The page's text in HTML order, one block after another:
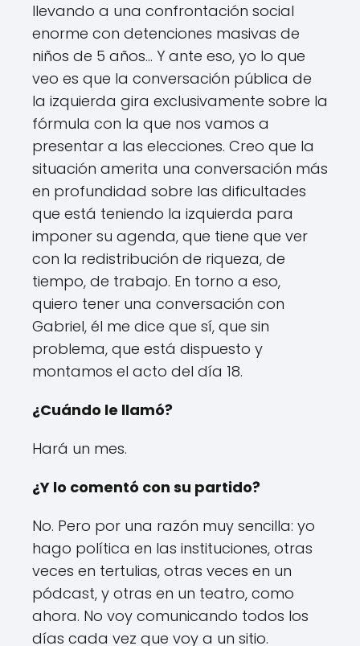
llevando a una confrontación social
enorme con detenciones masivas de
niños de 5 años... Y ante eso, yo lo que
veo es que la conversación pública de
la izquierda gira exclusivamente sobre la
fórmula con la que nos vamos a
presentar a las elecciones. Creo que la
situación amerita una conversación más
en profundidad sobre las dificultades
que está teniendo la izquierda para
imponer su agenda, que tiene que ver
con la redistribución de riqueza, de
tiempo, de trabajo. En torno a eso,
quiero tener una conversación con
Gabriel, él me dice que sí, que sin
problema, que está dispuesto y
montamos el acto del día 18.
¿Cuándo le llamó?
Hará un mes.
¿Y lo comentó con su partido?
No. Pero por una razón muy sencilla: yo
hago política en las instituciones, otras
veces en tertulias, otras veces en un
pódcast, y otras en un teatro, como
ahora. No voy comunicando todos los
días cada vez que voy a un sitio.